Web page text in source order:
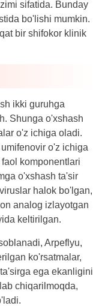
sifatida. Bunday
bo'lishi mumkin.
bir shifokor klinik
ikki guruhga
Shunga o'xshash
o'z ichiga oladi.
o'z ichiga
komponentlari
o'xshash ta'sir
halok bo'lgan,
analog izlayotgan
keltirilgan.
Arpeflyu,
ko'rsatmalar,
ega ekanligini
chiqarilmoqda,